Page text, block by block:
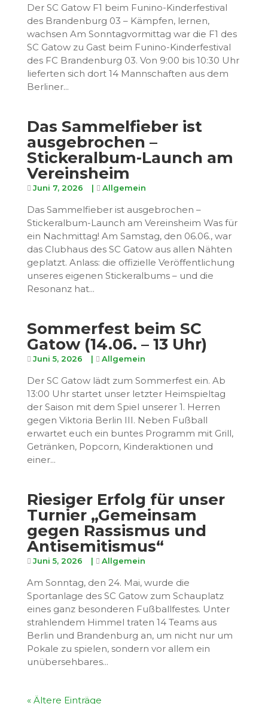
Der SC Gatow F1 beim Funino-Kinderfestival
des Brandenburg 03 – Kämpfen, lernen,
wachsen Am Sonntagvormittag war die F1 des
SC Gatow zu Gast beim Funino-Kinderfestival
des FC Brandenburg 03. Von 9:00 bis 10:30 Uhr
lieferten sich dort 14 Mannschaften aus dem
Berliner...
Das Sammelfieber ist
ausgebrochen –
Stickeralbum-Launch am
Vereinsheim
Juni 7, 2026 | Allgemein
Das Sammelfieber ist ausgebrochen –
Stickeralbum-Launch am Vereinsheim Was für
ein Nachmittag! Am Samstag, den 06.06., war
das Clubhaus des SC Gatow aus allen Nähten
geplatzt. Anlass: die offizielle Veröffentlichung
unseres eigenen Stickeralbums – und die
Resonanz hat...
Sommerfest beim SC
Gatow (14.06. – 13 Uhr)
Juni 5, 2026 | Allgemein
Der SC Gatow lädt zum Sommerfest ein. Ab
13:00 Uhr startet unser letzter Heimspieltag
der Saison mit dem Spiel unserer 1. Herren
gegen Viktoria Berlin III. Neben Fußball
erwartet euch ein buntes Programm mit Grill,
Getränken, Popcorn, Kinderaktionen und
einer...
Riesiger Erfolg für unser
Turnier „Gemeinsam
gegen Rassismus und
Antisemitismus“
Juni 5, 2026 | Allgemein
Am Sonntag, den 24. Mai, wurde die
Sportanlage des SC Gatow zum Schauplatz
eines ganz besonderen Fußballfestes. Unter
strahlendem Himmel traten 14 Teams aus
Berlin und Brandenburg an, um nicht nur um
Pokale zu spielen, sondern vor allem ein
unübersehbares...
« Ältere Einträge